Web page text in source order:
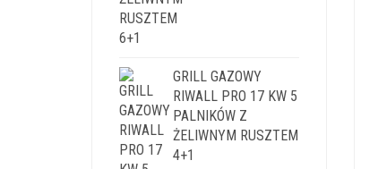
GRILL GAZOWY
RIWALL PRO 17 KW 5
PALNIKÓW Z
ŻELIWNYM RUSZTEM
4+1